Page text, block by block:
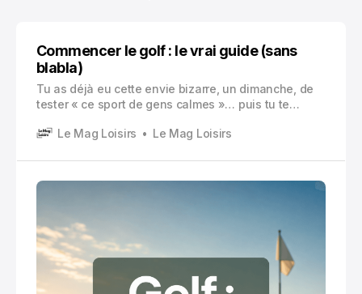
Commencer le golf : le vrai guide (sans
blabla)
Tu as déjà eu cette envie bizarre, un dimanche, de
tester « ce sport de gens calmes »… puis tu te
la moindre idée de ce que veut dire un handicap. Et
Le Mag Loisirs Le Mag Loisirs